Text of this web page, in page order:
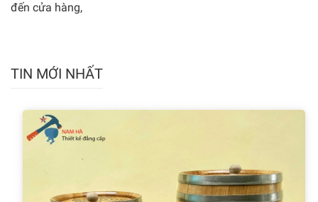
đến cửa hàng,
TIN MỚI NHẤT